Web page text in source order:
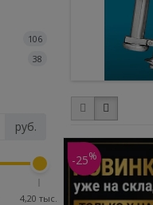
106
38
руб.
4,20 тыс.
-25%